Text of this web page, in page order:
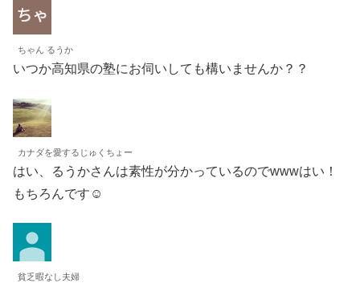
ちゃん るうか
いつか高知県の塾にお伺いしても構いませんか？？
カナダを愛するじゅくちょー
はい、るうかさんは素性が分かっているのでwwwはい！
もちろんです☺️
貧乏暇なし夫婦